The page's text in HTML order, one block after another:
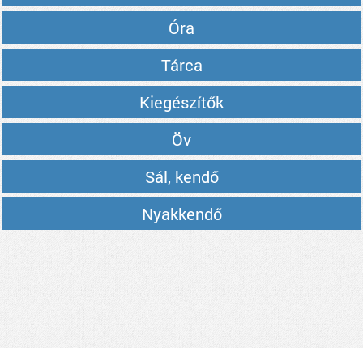
Óra
Tárca
Kiegészítők
Öv
Sál, kendő
Nyakkendő